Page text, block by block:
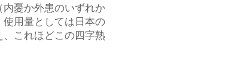
憂か外患のいずれか
用量としては日本の
これほどこの四字熟